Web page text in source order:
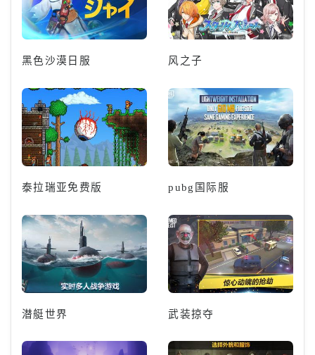
黑色沙漠日服 风之子
泰拉瑞亚免费版 pubg国际服
潜艇世界 武装掠夺